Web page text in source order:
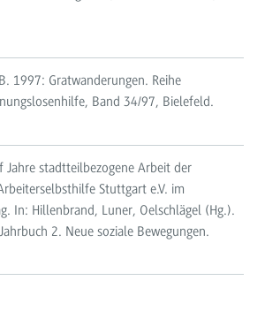
1997: Gratwanderungen. Reihe
Band 34/97, Bielefeld.
Jahre stadtteilbezogene Arbeit der
Stuttgart e.V. im
In: Hillenbrand, Luner, Oelschlägel (Hg.).
2. Neue soziale Bewegungen.